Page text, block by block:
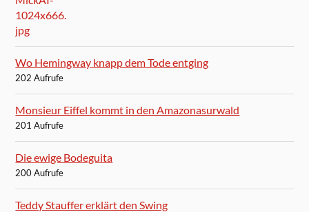
Wo Hemingway knapp dem Tode entging
202 Aufrufe
Monsieur Eiffel kommt in den Amazonasurwald
201 Aufrufe
Die ewige Bodeguita
200 Aufrufe
Teddy Stauffer erklärt den Swing